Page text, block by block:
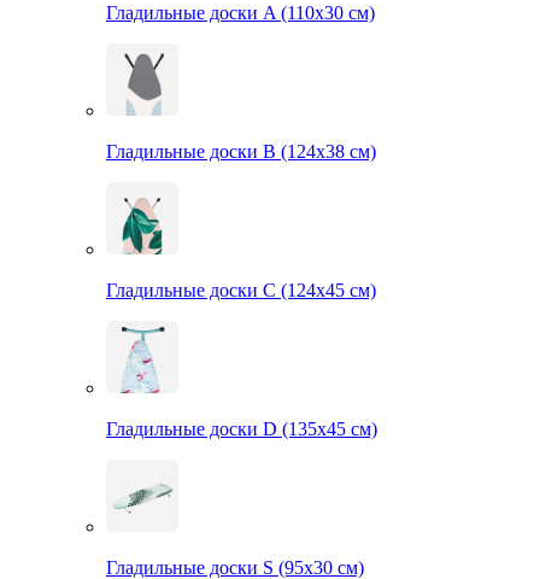
Гладильные доски A (110х30 см)
Гладильные доски B (124х38 см)
Гладильные доски С (124х45 см)
Гладильные доски D (135х45 см)
Гладильные доски S (95х30 см)